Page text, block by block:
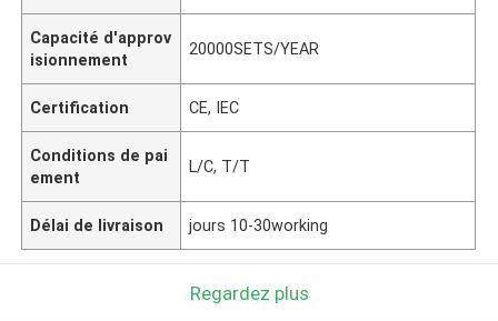
Capacité d'approv
isionnement
20000SETS/YEAR
Certification CE, IEC
Conditions de pai
ement
L/C, T/T
Délai de livraison jours 10-30working
Regardez plus